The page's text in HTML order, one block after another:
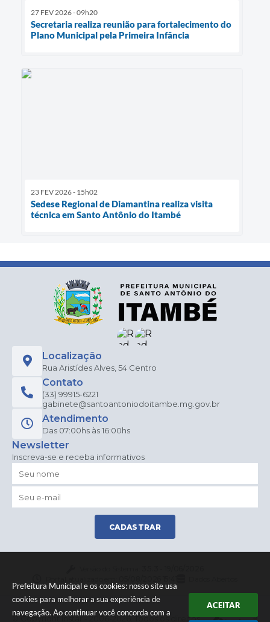
Prefeitura Municipal e os cookies: nosso site usa
cookies para melhorar a sua experiência de
navegação. Ao continuar você concorda com a
ACEITAR
27 FEV 2026 - 09h20
Secretaria realiza reunião para fortalecimento do
Plano Municipal pela Primeira Infância
23 FEV 2026 - 15h02
Sedese Regional de Diamantina realiza visita
técnica em Santo Antônio do Itambé
Localização
Rua Aristídes Alves, 54 Centro
Contato
(33) 99915-6221
gabinete@santoantoniodoitambe.mg.gov.br
Atendimento
Das 07:00hs às 16:00hs
Newsletter
Inscreva-se e receba informativos
CADASTRAR
© Copyright Instar - 2006-2026. Todos os direitos